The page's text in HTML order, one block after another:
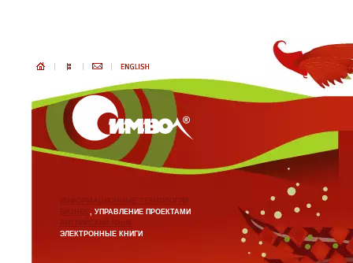
ИНФОРМАЦИОННЫЕ ТЕХНОЛОГИИ
БИЗНЕС, УПРАВЛЕНИЕ ПРОЕКТАМИ
АНГЛИЙСКИЙ ЯЗЫК
ЭЛЕКТРОННЫЕ КНИГИ